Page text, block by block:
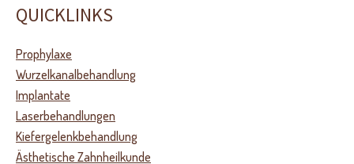
QUICKLINKS
Prophylaxe
Wurzelkanalbehandlung
Implantate
Laserbehandlungen
Kiefergelenkbehandlung
Ästhetische Zahnheilkunde